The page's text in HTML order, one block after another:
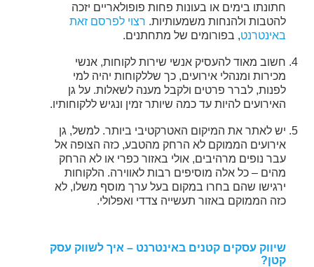
חתונתו בימים או בעונות פחות פופולאריים יזכה
להטבות ולהנחות משמעותיות. רצוי לפרסם זאת
באינטרנט, בפורומים של מתחתנים.
חשוב מאוד להעסיק אנשי שירות לקוחות, אנשי
מכירות ומנהלי אירועים, כך שללקוחות יהיה למי
לפנות, לברר פרטים ולקבל מענה לשאלות. על גן
האירועים להיות עד כמה שיותר זמין ונגיש ללקוחותיו.
יש לאתר את המיקום האטרקטיבי ביותר. למשל, גן
אירועים הממוקם לא הרחק מהטבע, כזה הצופה אל
עבר נופים מרהיבים, אולי באזור כפרי או לא הרחק
מהים – כל אלה מוסיפים רבות לאווירה. הלקוחות
ירגישו שהם בחרו במקום בעל ערך מוסף משלו, לא
כזה הממוקם באזור תעשייה צדדי ואפלולי.
שיווק עסקים קטנים באינטרנט – איך לשווק עסק
קטן?